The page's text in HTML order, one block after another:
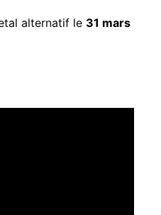
alternatif le 31 mars